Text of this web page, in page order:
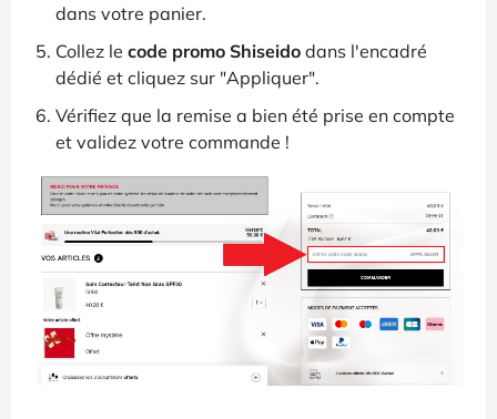
dans votre panier.
Collez le code promo Shiseido dans l'encadré
dédié et cliquez sur "Appliquer".
Vérifiez que la remise a bien été prise en compte
et validez votre commande !